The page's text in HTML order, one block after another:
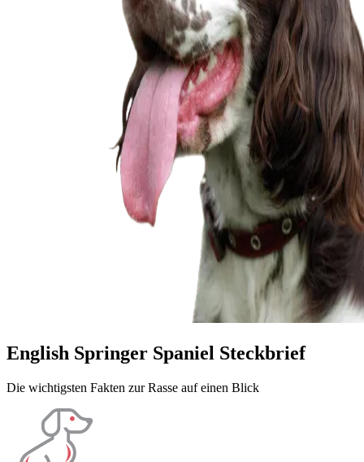
English Springer Spaniel Steckbrief
Die wichtigsten Fakten zur Rasse auf einen Blick